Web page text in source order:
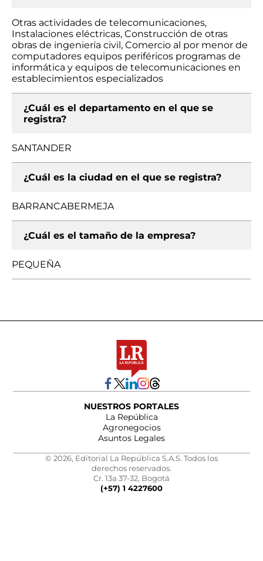
Otras actividades de telecomunicaciones,
Instalaciones eléctricas, Construcción de otras
obras de ingeniería civil, Comercio al por menor de
computadores equipos periféricos programas de
informática y equipos de telecomunicaciones en
establecimientos especializados
¿Cuál es el departamento en el que se
registra?
SANTANDER
¿Cuál es la ciudad en el que se registra?
BARRANCABERMEJA
¿Cuál es el tamaño de la empresa?
PEQUEÑA
NUESTROS PORTALES
La República
Agronegocios
Asuntos Legales
© 2026, Editorial La República S.A.S. Todos los
derechos reservados.
Cr. 13a 37-32, Bogotá
(+57) 1 4227600